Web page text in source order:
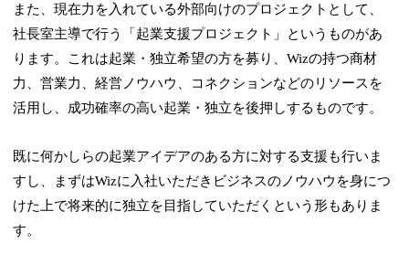
また、現在力を入れている外部向けのプロジェクトとして、
社長室主導で行う「起業支援プロジェクト」というものがあ
ります。これは起業・独立希望の方を募り、Wizの持つ商材
力、営業力、経営ノウハウ、コネクションなどのリソースを
活用し、成功確率の高い起業・独立を後押しするものです。
既に何かしらの起業アイデアのある方に対する支援も行いま
すし、まずはWizに入社いただきビジネスのノウハウを身につ
けた上で将来的に独立を目指していただくという形もありま
す。